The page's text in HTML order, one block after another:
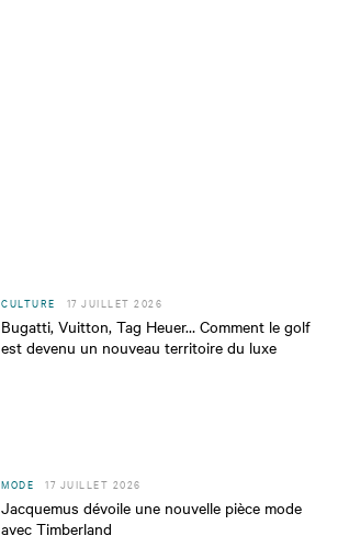
CULTURE 17 JUILLET 2026
Bugatti, Vuitton, Tag Heuer… Comment le golf
est devenu un nouveau territoire du luxe
MODE 17 JUILLET 2026
Jacquemus dévoile une nouvelle pièce mode
avec Timberland